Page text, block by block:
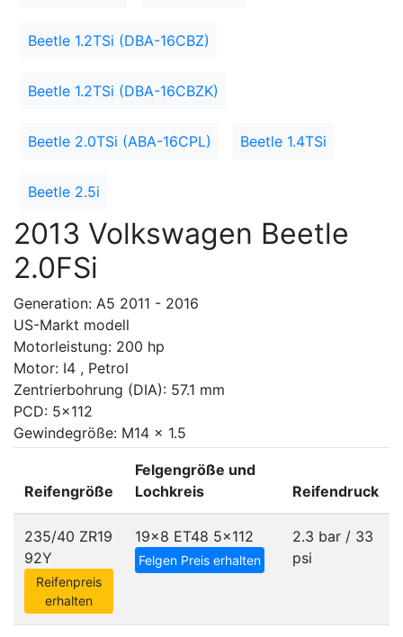
Beetle 1.2TSi (DBA-16CBZ)
Beetle 1.2TSi (DBA-16CBZK)
Beetle 2.0TSi (ABA-16CPL) Beetle 1.4TSi
Beetle 2.5i
2013 Volkswagen Beetle
2.0FSi
Generation: A5 2011 - 2016
US-Markt modell
Motorleistung: 200 hp
Motor: I4 , Petrol
Zentrierbohrung (DIA): 57.1 mm
PCD: 5x112
Gewindegröße: M14 x 1.5
Reifengröße
Felgengröße und
Lochkreis
Reifendruck
235/40 ZR19
92Y
Reifenpreis
erhalten
19x8 ET48 5x112
Felgen Preis erhalten
2.3 bar / 33
psi